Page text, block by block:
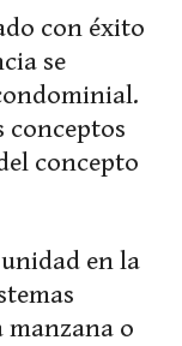
con éxito
se
conceptos
concepto
en la
o